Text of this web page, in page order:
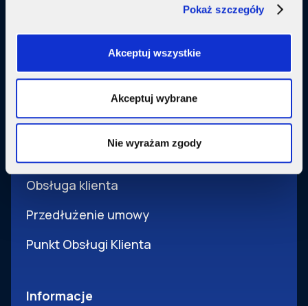
Pokaż szczegóły
Akceptuj wszystkie
Akceptuj wybrane
Nie wyrażam zgody
SupermediaGo
Pomoc i obsługa
Obsługa klienta
Przedłużenie umowy
Punkt Obsługi Klienta
Informacje